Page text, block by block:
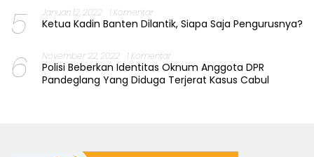
5 Januari 12, 2022 1 Komentar
Ketua Kadin Banten Dilantik, Siapa Saja Pengurusnya?
6 November 22, 2022 1 Komentar
Polisi Beberkan Identitas Oknum Anggota DPR
Pandeglang Yang Diduga Terjerat Kasus Cabul